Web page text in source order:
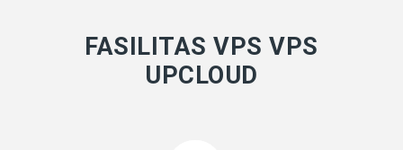
FASILITAS VPS VPS
UPCLOUD